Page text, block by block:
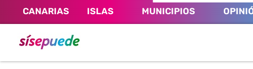
CANARIAS ISLAS MUNICIPIOS